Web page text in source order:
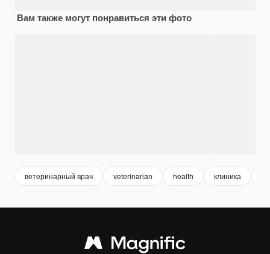
Вам также могут понравиться эти фото
ветеринарный врач veterinarian health клиника